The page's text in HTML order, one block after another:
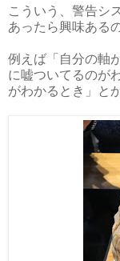
こういう、警告シ
あったら興味ある
例えば「自分の軸
に嘘ついてるのが
がわかるとき」と